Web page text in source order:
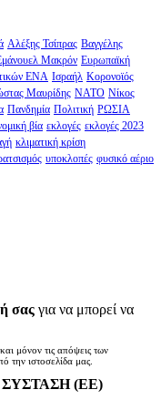
Αλέξης Τσίπρας Βαγγέλης
Μακρόν Ευρωπαϊκή
ΕΝΑ Ισραήλ Κορονοϊός
Μαυρίδης ΝΑΤΟ Νίκος
Πανδημία Πολιτική ΡΩΣΙΑ
βία εκλογές εκλογές 2023
κλιματική κρίση
υποκλοπές φυσικό αέριο
σας για να μπορεί να
μόνον τις απόψεις των
την ιστοσελίδα μας.
(ΕΕ)